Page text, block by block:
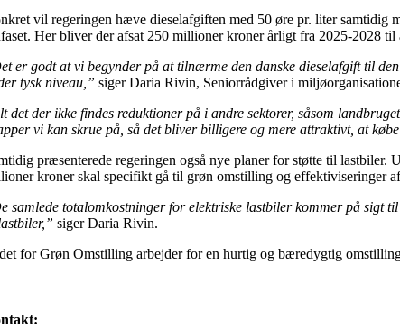
vil regeringen hæve dieselafgiften med 50 øre pr. liter samtidig
Her bliver der afsat 250 millioner kroner årligt fra 2025-2028
er godt at vi begynder på at tilnærme den danske dieselafgift til
tysk niveau ,” siger Daria Rivin, Seniorrådgiver i
det der ikke findes reduktioner på i andre sektorer, såsom
vi kan skrue på, så det bliver billigere og mere attraktivt, at
præsenterede regeringen også nye planer for støtte til
kroner skal specifikt gå til grøn omstilling og effektiviseringer
samlede totalomkostninger for elektriske lastbiler kommer på sigt
siger Daria Rivin.
for Grøn Omstilling arbejder for en hurtig og bæredygtig